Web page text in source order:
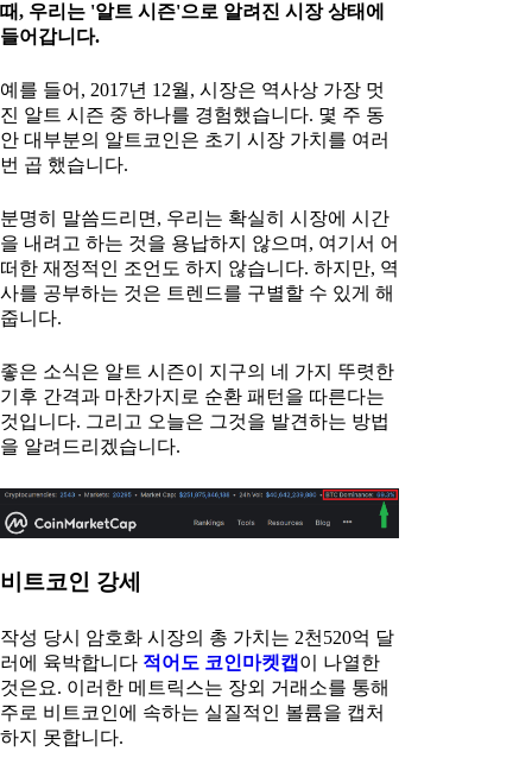
때, 우리는 '알트 시즌'으로 알려진 시장 상태에
들어갑니다.
예를 들어, 2017년 12월, 시장은 역사상 가장 멋
진 알트 시즌 중 하나를 경험했습니다. 몇 주 동
안 대부분의 알트코인은 초기 시장 가치를 여러
번 곱 했습니다.
분명히 말씀드리면, 우리는 확실히 시장에 시간
을 내려고 하는 것을 용납하지 않으며, 여기서 어
떠한 재정적인 조언도 하지 않습니다. 하지만, 역
사를 공부하는 것은 트렌드를 구별할 수 있게 해
줍니다.
좋은 소식은 알트 시즌이 지구의 네 가지 뚜렷한
기후 간격과 마찬가지로 순환 패턴을 따른다는
것입니다. 그리고 오늘은 그것을 발견하는 방법
을 알려드리겠습니다.
비트코인 강세
작성 당시 암호화 시장의 총 가치는 2천520억 달
러에 육박합니다 적어도 코인마켓캡 이 나열한
것은요. 이러한 메트릭스는 장외 거래소를 통해
주로 비트코인에 속하는 실질적인 볼륨을 캡처
하지 못합니다.